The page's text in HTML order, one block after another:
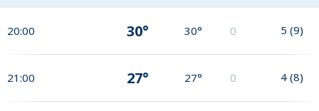
20:00 30° 30° 0 5 (9)
21:00 27° 27° 0 4 (8)